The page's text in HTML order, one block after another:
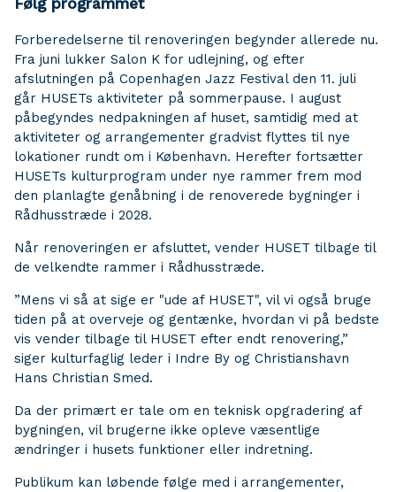
Forberedelserne til renoveringen begynder allerede nu.
Fra juni lukker Salon K for udlejning, og efter
afslutningen på Copenhagen Jazz Festival den 11. juli
går HUSETs aktiviteter på sommerpause. I august
påbegyndes nedpakningen af huset, samtidig med at
aktiviteter og arrangementer gradvist flyttes til nye
lokationer rundt om i København. Herefter fortsætter
HUSETs kulturprogram under nye rammer frem mod
den planlagte genåbning i de renoverede bygninger i
Rådhusstræde i 2028.
Når renoveringen er afsluttet, vender HUSET tilbage til
de velkendte rammer i Rådhusstræde.
”Mens vi så at sige er "ude af HUSET", vil vi også bruge
tiden på at overveje og gentænke, hvordan vi på bedste
vis vender tilbage til HUSET efter endt renovering,”
siger kulturfaglig leder i Indre By og Christianshavn
Hans Christian Smed.
Da der primært er tale om en teknisk opgradering af
bygningen, vil brugerne ikke opleve væsentlige
ændringer i husets funktioner eller indretning.
Publikum kan løbende følge med i arrangementer,